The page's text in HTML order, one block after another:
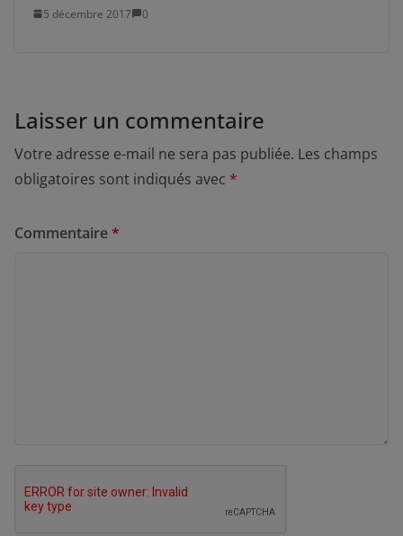
5 décembre 2017 0
Laisser un commentaire
Votre adresse e-mail ne sera pas publiée. Les champs
obligatoires sont indiqués avec *
Commentaire*